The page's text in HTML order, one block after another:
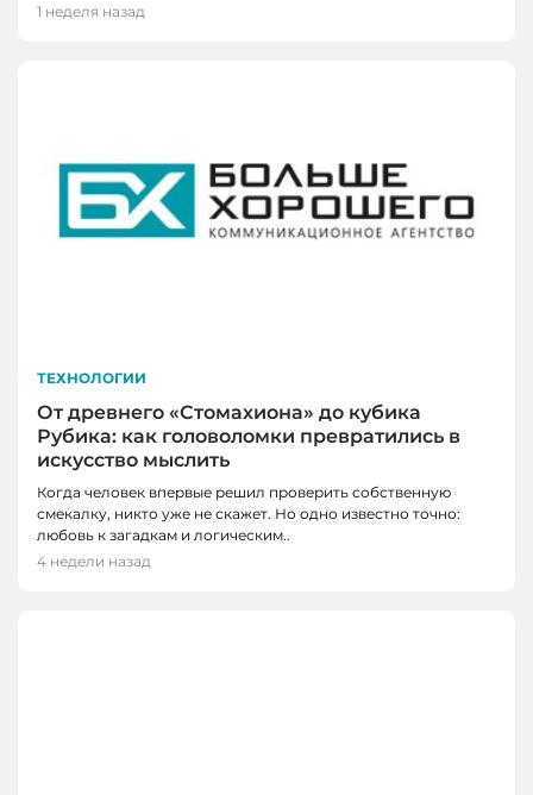
1 неделя назад
ТЕХНОЛОГИИ
От древнего «Стомахиона» до кубика
Рубика: как головоломки превратились в
искусство мыслить
Когда человек впервые решил проверить собственную
смекалку, никто уже не скажет. Но одно известно точно:
любовь к загадкам и логическим..
4 недели назад